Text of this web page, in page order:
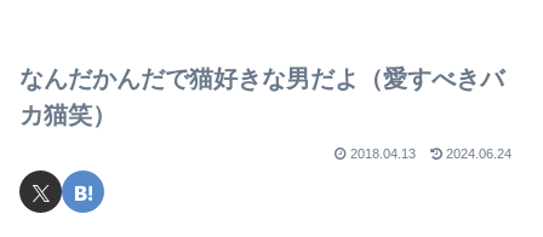
なんだかんだで猫好きな男だよ（愛すべきバ
カ猫笑）
2018.04.13 2024.06.24